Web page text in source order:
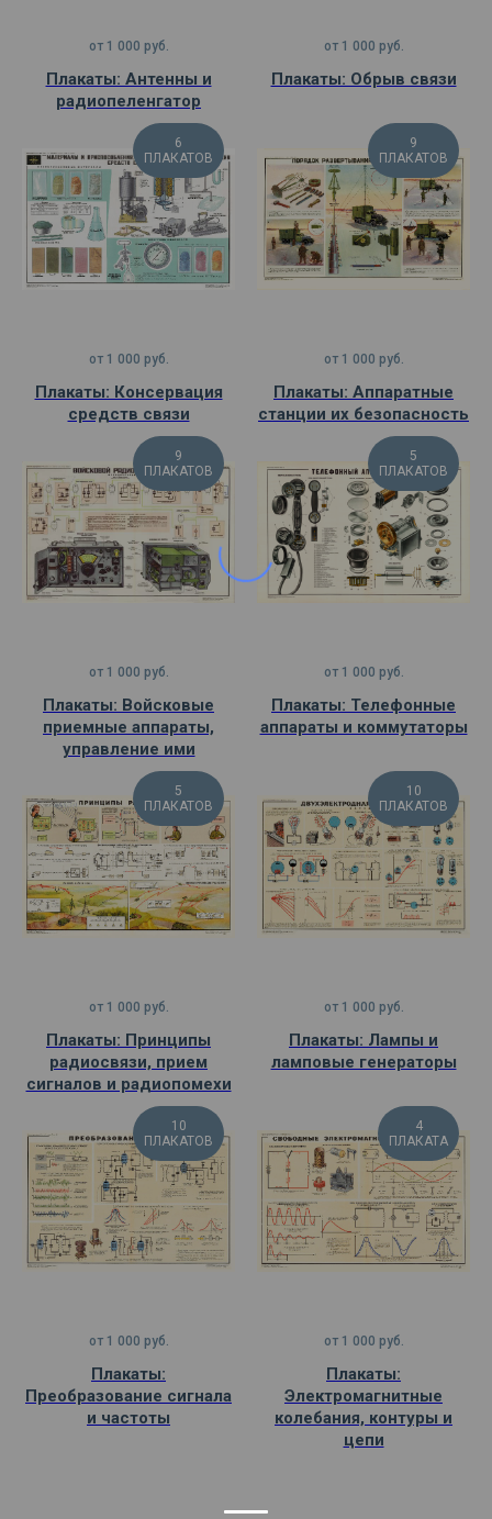
от 1 000 руб.
Плакаты: Антенны и
радиопеленгатор
от 1 000 руб.
Плакаты: Обрыв связи
6
ПЛАКАТОВ
от 1 000 руб.
Плакаты: Консервация
средств связи
9
ПЛАКАТОВ
от 1 000 руб.
Плакаты: Аппаратные
станции их безопасность
9
ПЛАКАТОВ
от 1 000 руб.
Плакаты: Войсковые
приемные аппараты,
управление ими
5
ПЛАКАТОВ
от 1 000 руб.
Плакаты: Телефонные
аппараты и коммутаторы
5
ПЛАКАТОВ
от 1 000 руб.
Плакаты: Принципы
радиосвязи, прием
сигналов и радиопомехи
10
ПЛАКАТОВ
от 1 000 руб.
Плакаты: Лампы и
ламповые генераторы
10
ПЛАКАТОВ
от 1 000 руб.
Плакаты:
Преобразование сигнала
и частоты
4
ПЛАКАТА
от 1 000 руб.
Плакаты:
Электромагнитные
колебания, контуры и
цепи